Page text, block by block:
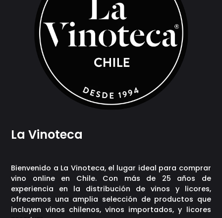
La Vinoteca
Bienvenido a La Vinoteca, el lugar ideal para comprar
vino online en Chile. Con más de 25 años de
experiencia en la distribución de vinos y licores,
ofrecemos una amplia selección de productos que
incluyen vinos chilenos, vinos importados, y licores